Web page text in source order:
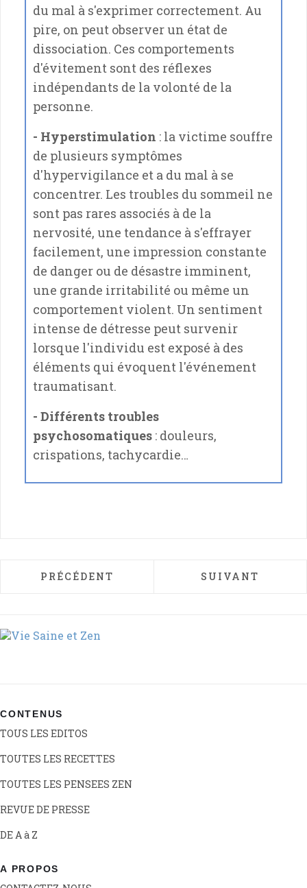
du mal à s'exprimer correctement. Au
pire, on peut observer un état de
dissociation. Ces comportements
d'évitement sont des réflexes
indépendants de la volonté de la
personne.
- Hyperstimulation : la victime souffre
de plusieurs symptômes
d'hypervigilance et a du mal à se
concentrer. Les troubles du sommeil ne
sont pas rares associés à de la
nervosité, une tendance à s'effrayer
facilement, une impression constante
de danger ou de désastre imminent,
une grande irritabilité ou même un
comportement violent. Un sentiment
intense de détresse peut survenir
lorsque l'individu est exposé à des
éléments qui évoquent l'événement
traumatisant.
- Différents troubles
psychosomatiques : douleurs,
crispations, tachycardie…
ARTICLE PRÉCÉDENT : CONTRE LES
PRÉCÉDENT ARTICLE
SUIVANT
CONTENUS
TOUS LES EDITOS
TOUTES LES RECETTES
TOUTES LES PENSEES ZEN
REVUE DE PRESSE
DE A à Z
A PROPOS